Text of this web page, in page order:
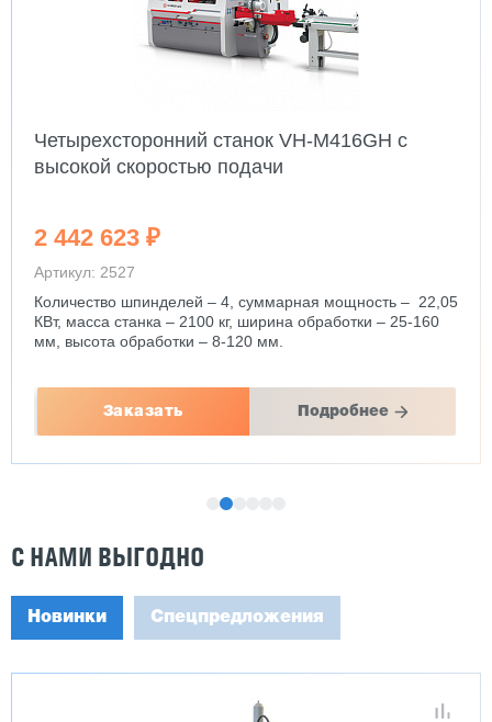
Четырехсторонний станок VH-M416GH с
высокой скоростью подачи
2 442 623 ₽
Артикул: 2527
Количество шпинделей – 4, суммарная мощность – 22,05
КВт, масса станка – 2100 кг, ширина обработки – 25-160
мм, высота обработки – 8-120 мм.
Заказать Подробнее
С НАМИ ВЫГОДНО
Новинки Спецпредложения